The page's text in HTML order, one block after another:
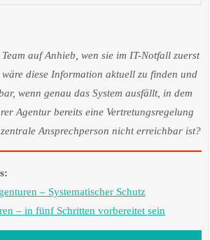
auf Anhieb, wen sie im IT-Notfall zuerst
diese Information aktuell zu finden und
wenn genau das System ausfällt, in dem
Agentur bereits eine Vertretungsregelung
Ansprechperson nicht erreichbar ist?
– Systematischer Schutz
– in fünf Schritten vorbereitet sein